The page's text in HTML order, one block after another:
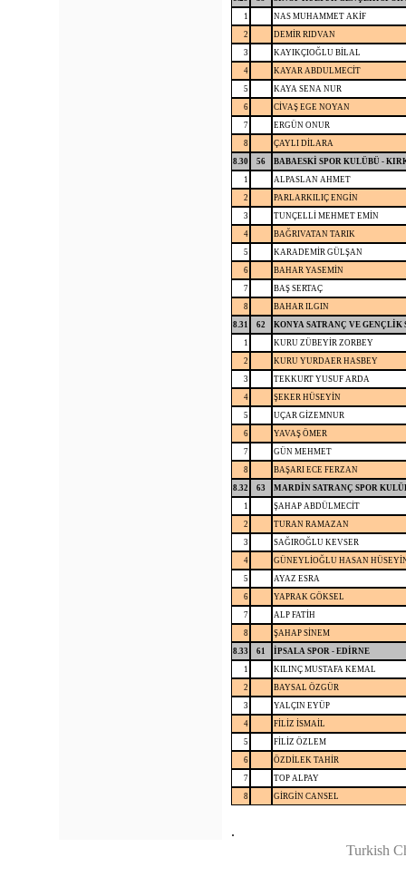
1
NAS MUHAMMET AKİF
2
DEMİR RIDVAN
3
KAYIKÇIOĞLU BİLAL
4
KAYAR ABDULMECİT
5
KAYA SENA NUR
6
CİVAŞ EGE NOYAN
7
ERGÜN ONUR
8
ÇAYLI DİLARA
8.30
56
BABAESKİ SPOR KULÜBÜ -
1
ALPASLAN AHMET
2
PARLARKILIÇ ENGİN
3
TUNÇELLİ MEHMET EMİN
4
BAĞRIVATAN TARIK
5
KARADEMİR GÜLŞAN
6
BAHAR YASEMİN
7
BAŞ SERTAÇ
8
BAHAR ILGIN
8.31
62
KONYA SATRANÇ VE GENÇLİK
1
KURU ZÜBEYİR ZORBEY
2
KURU YURDAER HASBEY
3
TEKKURT YUSUF ARDA
4
ŞEKER HÜSEYİN
5
UÇAR GİZEMNUR
6
YAVAŞ ÖMER
7
GÜN MEHMET
8
BAŞARI ECE FERZAN
8.32
63
MARDİN SATRANÇ SPOR
1
ŞAHAP ABDÜLMECİT
2
TURAN RAMAZAN
3
SAĞIROĞLU KEVSER
4
GÜNEYLİOĞLU HASAN
5
AYAZ ESRA
6
YAPRAK GÖKSEL
7
ALP FATİH
8
ŞAHAP SİNEM
8.33
61
İPSALA SPOR - EDİRNE
1
KILINÇ MUSTAFA KEMAL
2
BAYSAL ÖZGÜR
3
YALÇIN EYÜP
4
FİLİZ İSMAİL
5
FİLİZ ÖZLEM
6
ÖZDİLEK TAHİR
7
TOP ALPAY
8
GİRGİN CANSEL
.
Turkish